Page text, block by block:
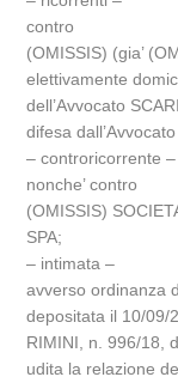
contro
(OMISSIS) (gia’
elettivamente
dell’Avvocato
difesa
– controricorrente –
nonche’ contro
(OMISSIS)
SPA;
– intimata –
avverso ordinanza
depositata il 10/09/
RIMINI, n. 996/18,
udita la relazione